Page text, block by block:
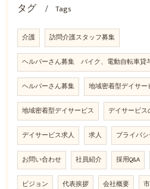
タグ Tags
介護 訪問介護スタッフ募集
ヘルパーさん募集 バイク、電動自転車貸
ヘルパーさん募集 地域密着型デイサー
地域密着型デイサービス デイサービス
デイサービス求人 求人 プライバ
お問い合わせ 社員紹介 採用Q&A
ビジョン 代表挨拶 会社概要